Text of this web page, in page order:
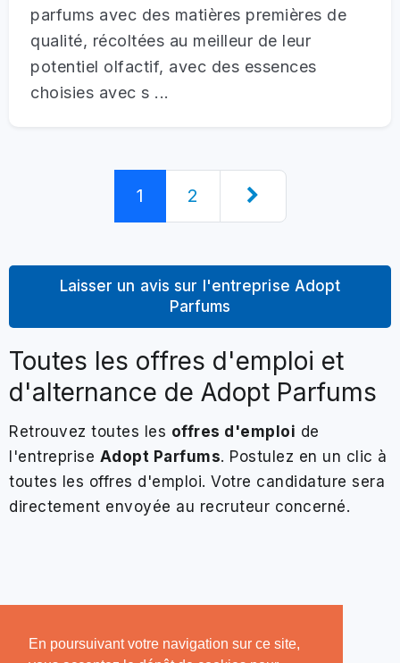
En poursuivant votre navigation sur ce site,
parfums avec des matières premières de
qualité, récoltées au meilleur de leur
potentiel olfactif, avec des essences
choisies avec s ...
1 2
Laisser un avis sur l'entreprise Adopt
Parfums
Toutes les offres d'emploi et
d'alternance de Adopt Parfums
Retrouvez toutes les offres d'emploi de
l'entreprise Adopt Parfums. Postulez en un clic à
toutes les offres d'emploi. Votre candidature sera
directement envoyée au recruteur concerné.